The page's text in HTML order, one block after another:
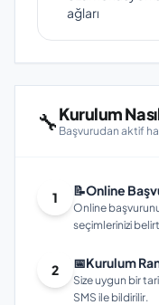
ağları
🔧Kurulum
Başvurudan aktif
1 📝Online
Online
seçimlerinizi
2 📅Kurulum
Size uygun bir
SMS ile bildirilir.